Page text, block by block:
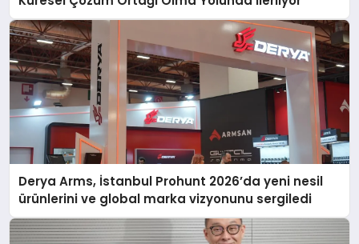
Derya Arms, İstanbul Prohunt 2026’da yeni nesil
ürünlerini ve global marka vizyonunu sergiledi